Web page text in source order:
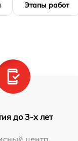
Этапы работ
до 3-х лет
центр